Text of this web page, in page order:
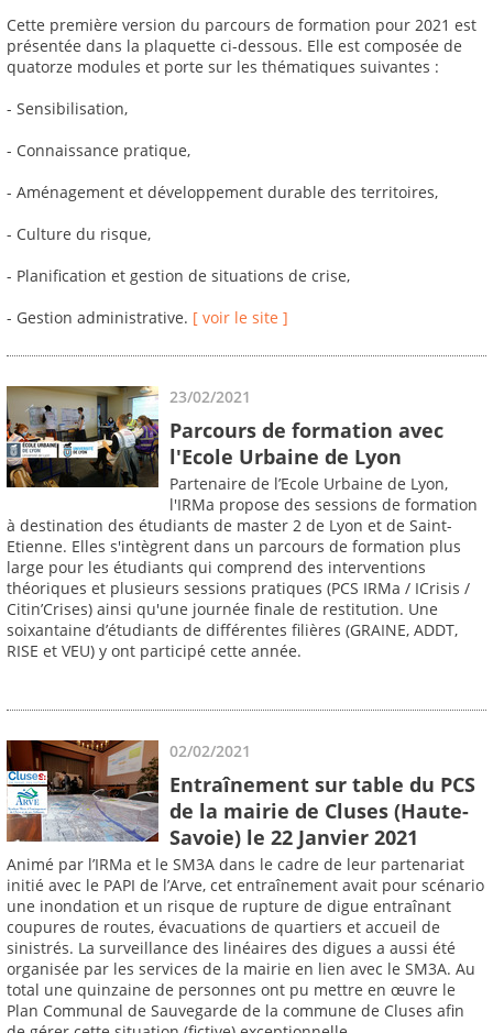
Cette première version du parcours de formation pour 2021 est
présentée dans la plaquette ci-dessous. Elle est composée de
quatorze modules et porte sur les thématiques suivantes :
- Sensibilisation,
- Connaissance pratique,
- Aménagement et développement durable des territoires,
- Culture du risque,
- Planification et gestion de situations de crise,
- Gestion administrative. [ voir le site ]
23/02/2021
Parcours de formation avec
l'Ecole Urbaine de Lyon
Partenaire de l’Ecole Urbaine de Lyon,
l'IRMa propose des sessions de formation
à destination des étudiants de master 2 de Lyon et de Saint-
Etienne. Elles s'intègrent dans un parcours de formation plus
large pour les étudiants qui comprend des interventions
théoriques et plusieurs sessions pratiques (PCS IRMa / ICrisis /
Citin’Crises) ainsi qu'une journée finale de restitution. Une
soixantaine d’étudiants de différentes filières (GRAINE, ADDT,
RISE et VEU) y ont participé cette année.
02/02/2021
Entraînement sur table du PCS
de la mairie de Cluses (Haute-
Savoie) le 22 Janvier 2021
Animé par l’IRMa et le SM3A dans le cadre de leur partenariat
initié avec le PAPI de l’Arve, cet entraînement avait pour scénario
une inondation et un risque de rupture de digue entraînant
coupures de routes, évacuations de quartiers et accueil de
sinistrés. La surveillance des linéaires des digues a aussi été
organisée par les services de la mairie en lien avec le SM3A. Au
total une quinzaine de personnes ont pu mettre en œuvre le
Plan Communal de Sauvegarde de la commune de Cluses afin